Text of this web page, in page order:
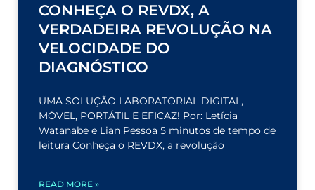
CONHEÇA O REVDX, A
VERDADEIRA REVOLUÇÃO NA
VELOCIDADE DO
DIAGNÓSTICO
UMA SOLUÇÃO LABORATORIAL DIGITAL,
MÓVEL, PORTÁTIL E EFICAZ! Por: Letícia
Watanabe e Lian Pessoa 5 minutos de tempo de
leitura Conheça o REVDX, a revolução
READ MORE »